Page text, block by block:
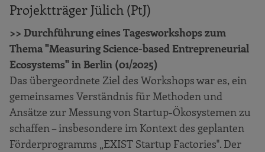
Projektträger Jülich (PtJ)
>> Durchführung eines Tagesworkshops zum
Thema "Measuring Science-based Entrepreneurial
Ecosystems" in Berlin (01/2025)
Das übergeordnete Ziel des Workshops war es, ein
gemeinsames Verständnis für Methoden und
Ansätze zur Messung von Startup-Ökosystemen zu
schaffen – insbesondere im Kontext des geplanten
Förderprogramms „EXIST Startup Factories". Der